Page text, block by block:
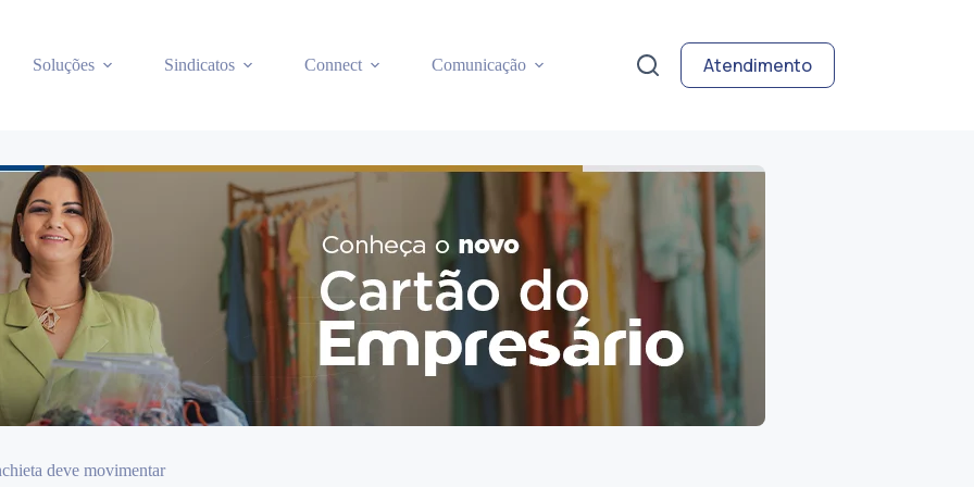
Soluções Sindicatos Connect Comunicação Atendimento
deve movimentar